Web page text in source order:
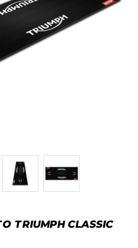
TRIUMPH CLASSIC